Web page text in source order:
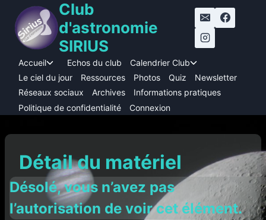
contenu
Club
d'astronomie
SIRIUS
Accueil
Ouvrir/fermer
le
menu
enfant
Echos du club Calendrier Club
le
menu
Le ciel du jour Ressources Photos Quiz
Newsletter
Réseaux sociaux
Archives
Informations pratiques
Politique de confidentialité
Connexion
Détail du matériel
Désolé, vous n’avez pas
l’autorisation de voir cet élément.